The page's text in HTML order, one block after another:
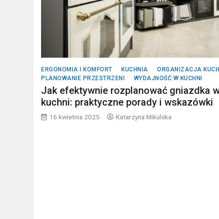
ERGONOMIA I KOMFORT KUCHNIA
ORGANIZACJA
PLANOWANIE PRZESTRZENI
WYDAJNOŚĆ W KUCHNI
Jak efektywnie rozplanować gniazdka
kuchni: praktyczne porady i wskazówki
16 kwietnia 2025 Katarzyna Mikulska